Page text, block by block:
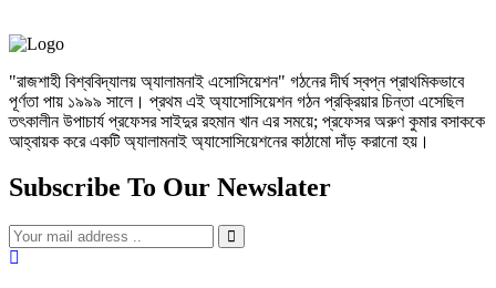
"রাজশাহী বিশ্ববিদ্যালয় অ্যালামনাই এসোসিয়েশন" গঠনের দীর্ঘ স্বপ্ন প্রাথমিকভাবে
পূর্ণতা পায় ১৯৯৯ সালে। প্রথম এই অ্যাসোসিয়েশন গঠন প্রক্রিয়ার চিন্তা এসেছিল
তৎকালীন উপাচার্য প্রফেসর সাইদুর রহমান খান এর সময়ে; প্রফেসর অরুণ কুমার বসাককে
আহ্বায়ক করে একটি অ্যালামনাই অ্যাসোসিয়েশনের কাঠামো দাঁড় করানো হয়।
Subscribe To Our Newslater